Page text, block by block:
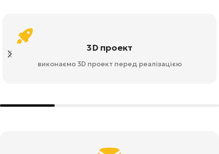
3D проект
виконаємо 3D проект перед реалізацією